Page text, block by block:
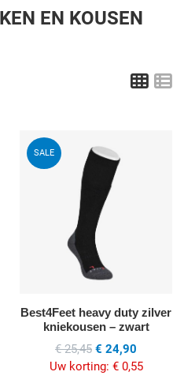
EN KOUSEN
Grid
Voeg toe aan mijn wenslijst
SALE
Best4Feet heavy duty zilver
kniekousen – zwart
€ 25,45 € 24,90
Uw korting: € 0,55